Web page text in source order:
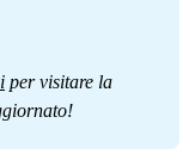
per visitare la